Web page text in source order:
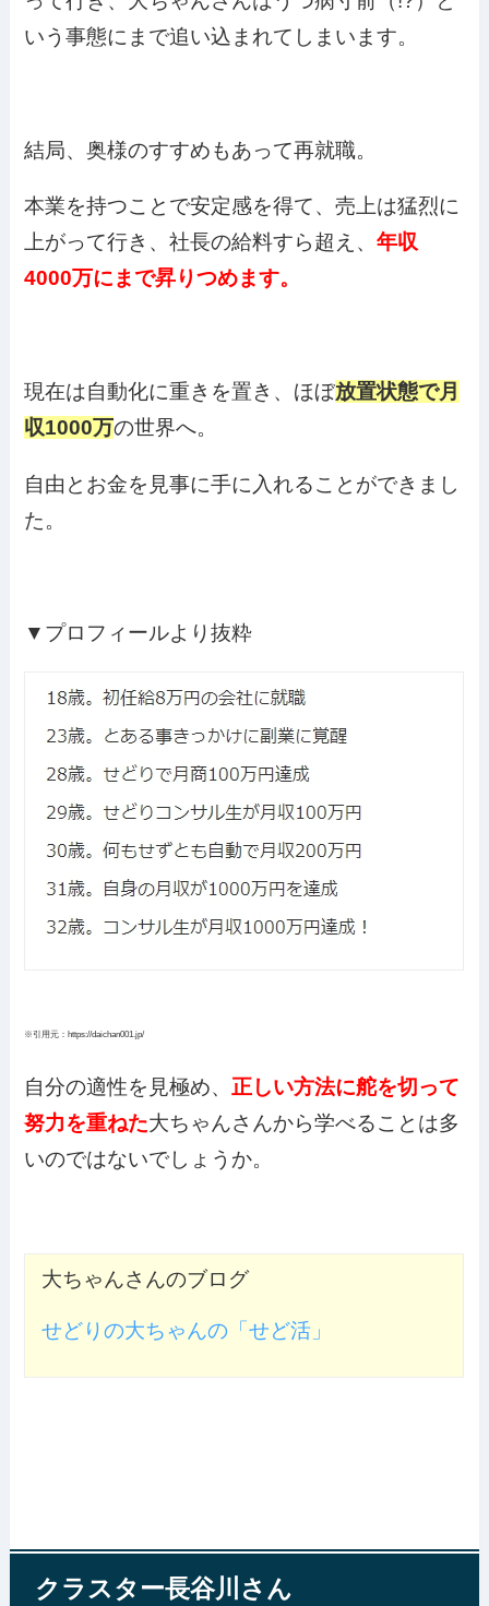
いう事態にまで追い込まれてしまいます。
結局、奥様のすすめもあって再就職。
本業を持つことで安定感を得て、売上は猛烈に
上がって行き、社長の給料すら超え、年収
4000万にまで昇りつめます。
現在は自動化に重きを置き、ほぼ放置状態で月
収1000万の世界へ。
自由とお金を見事に手に入れることができまし
た。
▼プロフィールより抜粋
※引用元：https://daichan001.jp/
自分の適性を見極め、 正しい方法に舵を切って
努力を重ねた大ちゃんさんから学べることは多
いのではないでしょうか。
大ちゃんさんのブログ
せどりの大ちゃんの「せど活」
クラスター長谷川さん